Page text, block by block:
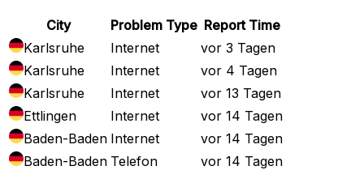
City Problem Type Report Time
Karlsruhe
Internet
vor 3 Tagen
Karlsruhe
Internet
vor 4 Tagen
Karlsruhe
Internet
vor 13 Tagen
Ettlingen
Internet
vor 14 Tagen
Baden-Baden Internet
vor 14 Tagen
Baden-Baden Telefon vor 14 Tagen